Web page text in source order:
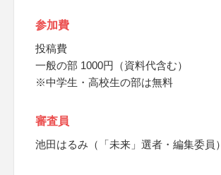
参加費
投稿費
一般の部 1000円（資料代含む）
※中学生・高校生の部は無料
審査員
池田はるみ（「未来」選者・編集委員）